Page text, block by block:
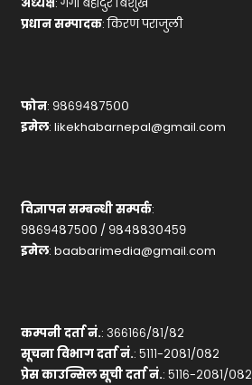
प्रधान सम्पादक: किरण पराजुली
फोन: ९८६९४८७५००
इमेल:likekhabarnepal@gmail.com
विज्ञापन सम्बन्धी सम्पर्क:
९८६९४८७५०० / ९८४८८३०४५९
इमेल:baabarimedia@gmail.com
कम्पनी दर्ता नं.: ३६६१६६/८१/८२
सूचना विभाग दर्ता नं.: ५१११-२०८१/०८२
प्रेस काउन्सिल सूची दर्ता नं.: ५११६-२०८१/०८२